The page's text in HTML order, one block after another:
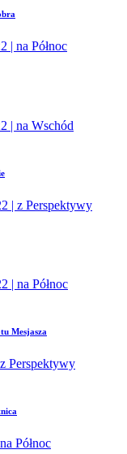
| na Północ
| na Wschód
| z Perspektywy
| na Północ
Mesjasza
Perspektywy
Północ